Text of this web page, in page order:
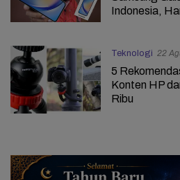
Indonesia,
Teknologi 22
5
Konten HP
Ribu